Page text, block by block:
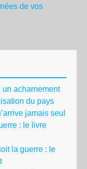
de vos
un acharnement
du pays
jamais seul
: le livre
la guerre : le